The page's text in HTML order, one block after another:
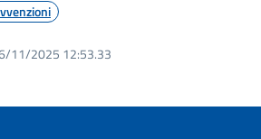
11/2025 12:53.33